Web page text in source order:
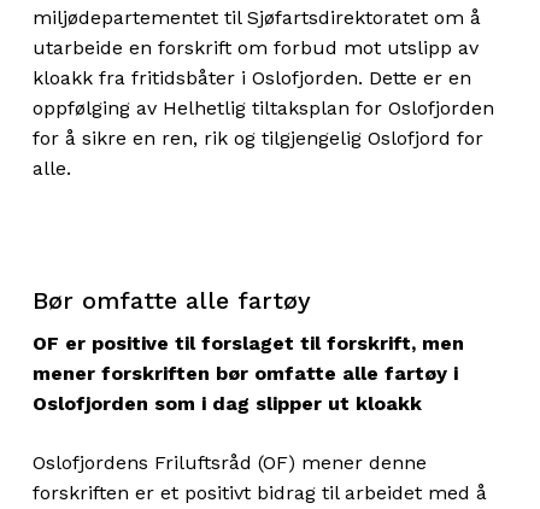
miljødepartementet til Sjøfartsdirektoratet om å
utarbeide en forskrift om forbud mot utslipp av
kloakk fra fritidsbåter i Oslofjorden. Dette er en
oppfølging av Helhetlig tiltaksplan for Oslofjorden
for å sikre en ren, rik og tilgjengelig Oslofjord for
alle.
Bør omfatte alle fartøy
OF er positive til forslaget til forskrift, men
mener forskriften bør omfatte alle fartøy i
Oslofjorden som i dag slipper ut kloakk
Oslofjordens Friluftsråd (OF) mener denne
forskriften er et positivt bidrag til arbeidet med å